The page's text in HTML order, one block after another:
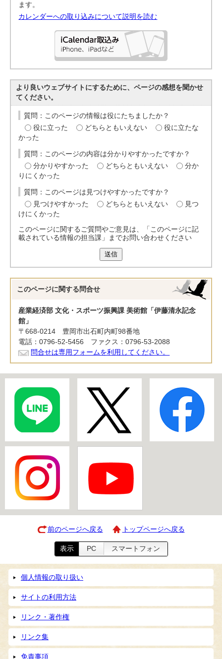
ます。
カレンダーへの取り込みについて説明を読む
より良いウェブサイトにするために、ページの感想を聞かせ
てください。
質問：このページの情報は役にたちましたか？
役に立った
どちらともいえない
役に立たな
かった
質問：このページの内容は分かりやすかったですか？
分かりやすかった
どちらともいえない
分か
りにくかった
質問：このページは見つけやすかったですか？
見つけやすかった
どちらともいえない
見つ
けにくかった
このページに関するご質問やご意見は、「このページに記
載されている情報の担当課」までお問い合わせください
送信
このページに関する 問合せ
産業経済部 文化・スポーツ振興課 美術館「伊藤清永記念
館」
〒668-0214 豊岡市出石町内町98番地
電話：0796-52-5456 ファクス：0796-53-2088
問合せは専用フォームを利用してください。
前のページへ戻る トップページへ戻る
表示 PC スマートフォン
個人情報の取り扱い
サイトの利用方法
リンク・著作権
リンク集
免責事項